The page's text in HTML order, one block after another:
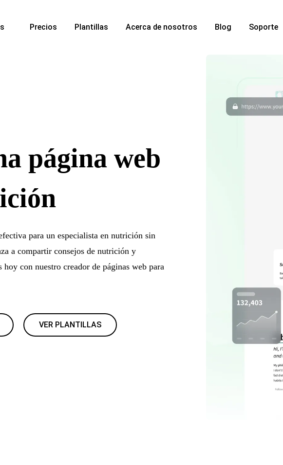
Precios Plantillas Acerca de nosotros Blog Soporte
página web
para un especialista en nutrición sin
a compartir consejos de nutrición y
con nuestro creador de páginas web para
VER PLANTILLAS